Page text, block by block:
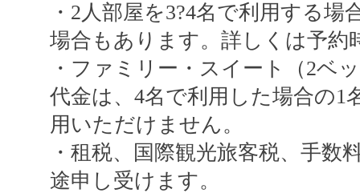
・2人部屋を3?4名で利用する
場合もあります。詳しくは予
・ファミリー・スイート（2ベ
代金は、4名で利用した場合の1
用いただけません。
・租税、国際観光旅客税、手数
途申し受けます。